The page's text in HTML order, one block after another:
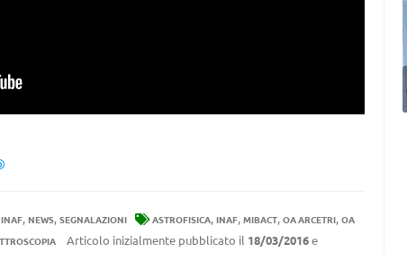
INAF, NEWS, SEGNALAZIONI ASTROFISICA, INAF, MIBACT, OA ARCETRI, OA
Articolo inizialmente pubblicato il 18/03/2016e